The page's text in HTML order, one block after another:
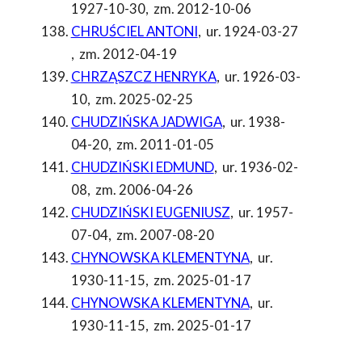
1927-10-30, zm. 2012-10-06
CHRUŚCIEL ANTONI, ur. 1924-03-27
, zm. 2012-04-19
CHRZĄSZCZ HENRYKA, ur. 1926-03-
10, zm. 2025-02-25
CHUDZIŃSKA JADWIGA, ur. 1938-
04-20, zm. 2011-01-05
CHUDZIŃSKI EDMUND, ur. 1936-02-
08, zm. 2006-04-26
CHUDZIŃSKI EUGENIUSZ, ur. 1957-
07-04, zm. 2007-08-20
CHYNOWSKA KLEMENTYNA, ur.
1930-11-15, zm. 2025-01-17
CHYNOWSKA KLEMENTYNA, ur.
1930-11-15, zm. 2025-01-17